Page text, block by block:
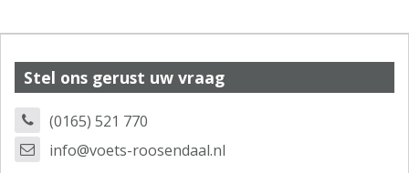
Stel ons gerust uw vraag
(0165) 521 770
info@voets-roosendaal.nl